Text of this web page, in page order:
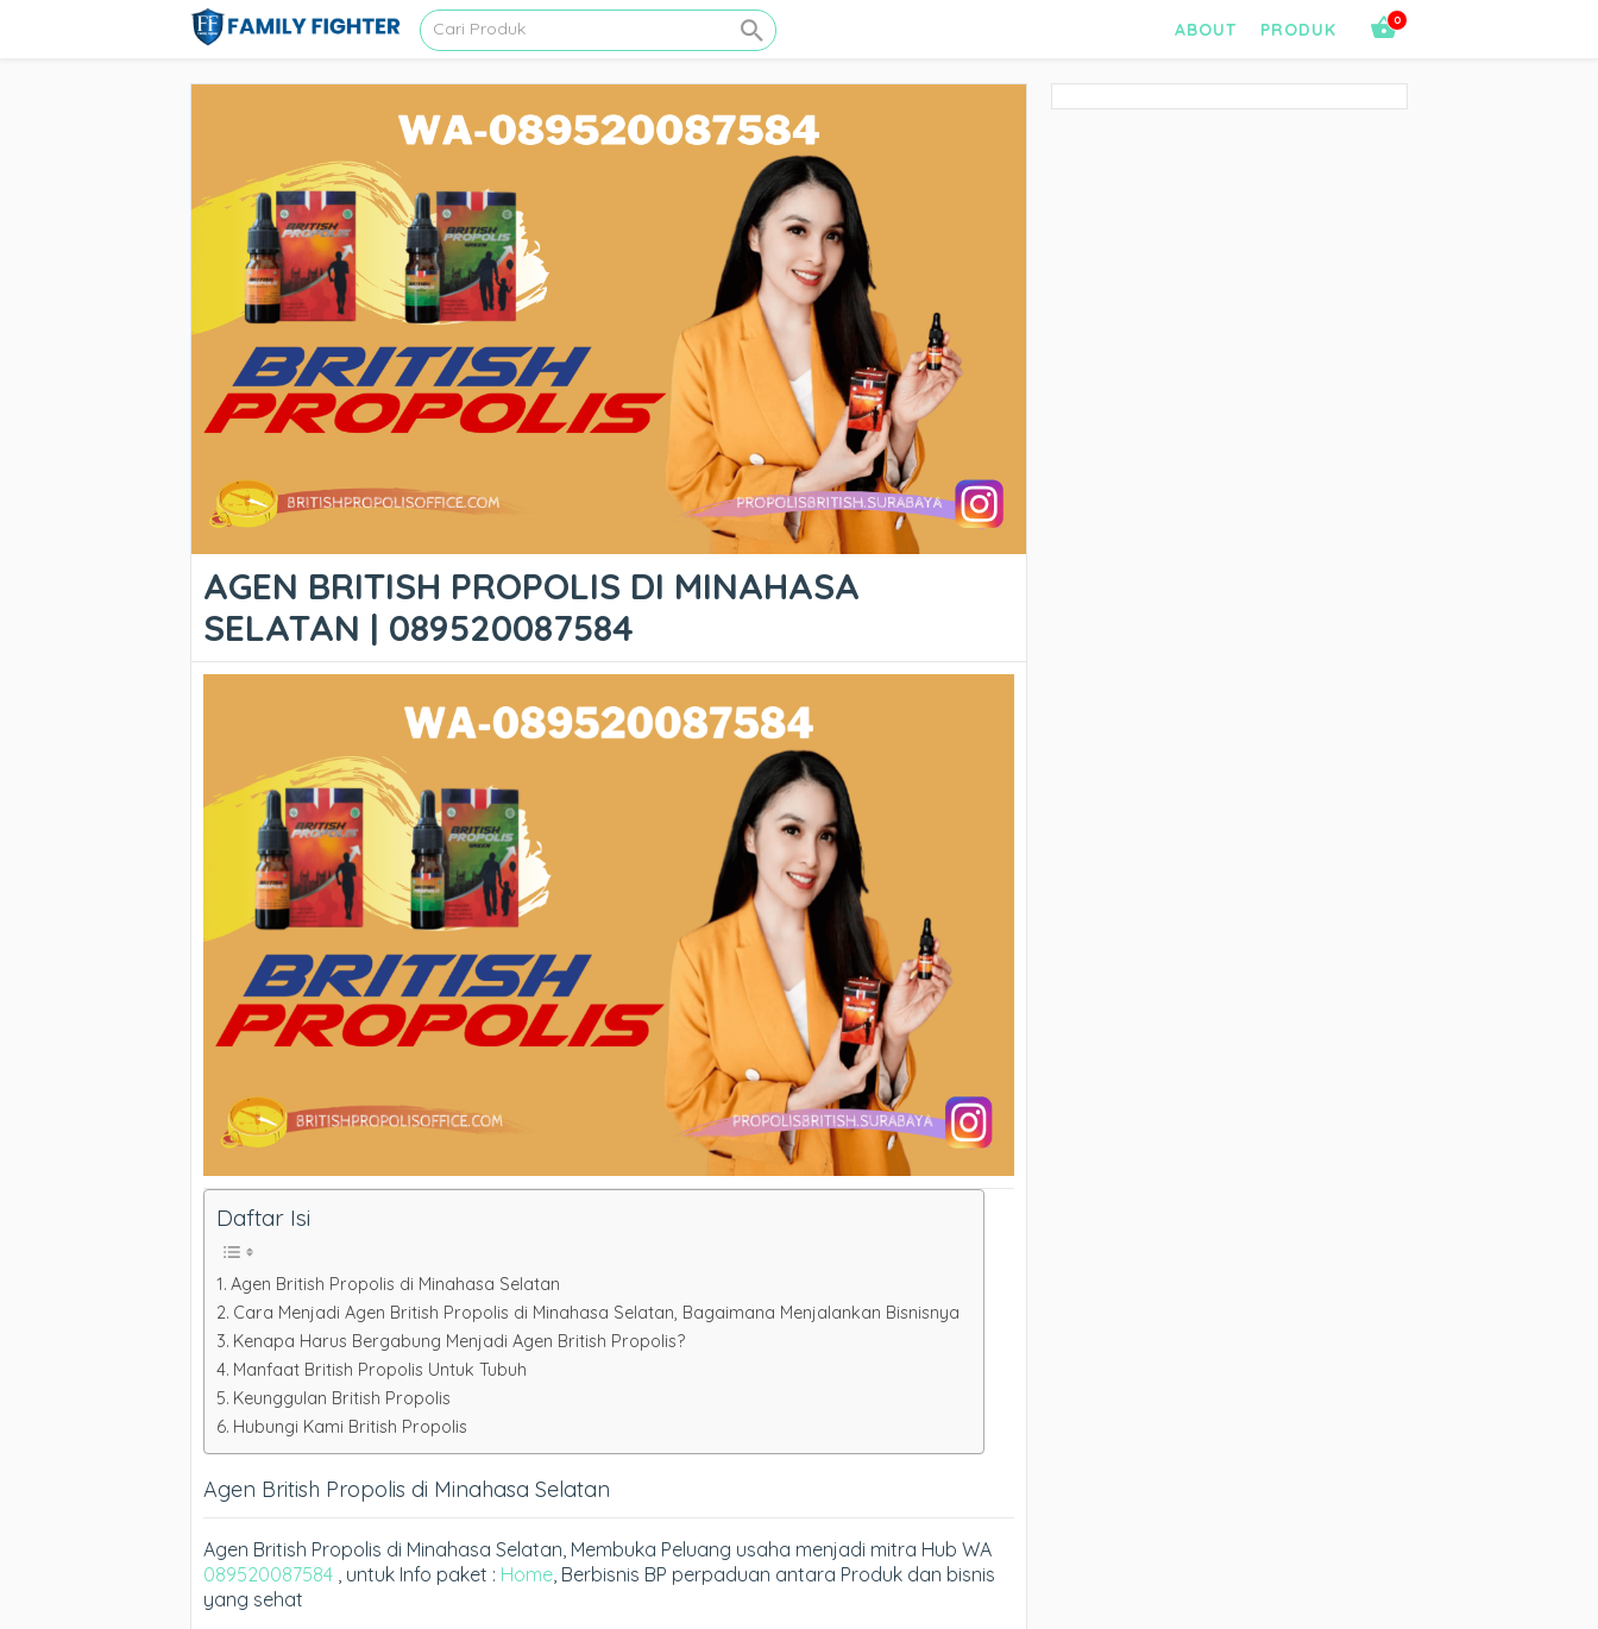
0
ABOUT PRODUK
AGEN BRITISH PROPOLIS DI MINAHASA
SELATAN | 089520087584
Daftar Isi
Agen British Propolis di Minahasa Selatan
Cara Menjadi Agen British Propolis di Minahasa Selatan, Bagaimana Menjalankan Bisnisnya
Kenapa Harus Bergabung Menjadi Agen British Propolis?
Manfaat British Propolis Untuk Tubuh
Keunggulan British Propolis
Hubungi Kami British Propolis
Agen British Propolis di Minahasa Selatan
Agen British Propolis di Minahasa Selatan, Membuka Peluang usaha menjadi mitra Hub WA
089520087584 , untuk Info paket : Home , Berbisnis BP perpaduan antara Produk dan bisnis
yang sehat